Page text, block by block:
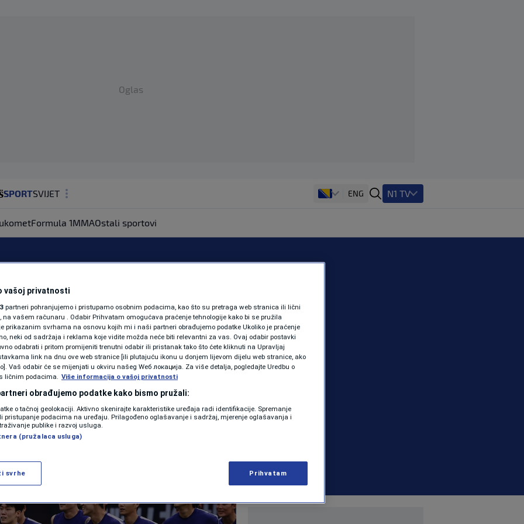
Oglas
SPORTSVIJET
ZDRAVLJE
SHOWBIZ
KOLUMNE
PODCAST
N1 SPECIJAL
FENOMENI
NEISTRAŽENO
VIRALNO
VIDEO
ENG N1 TV
Formula 1MMAOstali sportovi
oborila dron u
Južne Koreje
NOGOMET | 0 komentara
Više
vašoj privatnosti
partneri pohranjujemo i pristupamo osobnim podacima, kao što su pretraga web stranica ili lični
na vašem računaru . Odabir Prihvatam omogućava praćenje tehnologije kako bi se pružila
prikazanim svrhama na osnovu kojih mi i naši partneri obrađujemo podatke Ukoliko je praćenje
neki od sadržaja i reklama koje vidite možda neće biti relevantni za vas. Ovaj odabir postavki
odabrati i pritom promijeniti trenutni odabir ili pristanak tako što ćete kliknuti na Upravljaj
link na dnu ove web stranice [ili plutajuću ikonu u donjem lijevom dijelu web stranice, ako
Vaš odabir će se mijenjati u okviru našeg Wеб локација. Za više detalja, pogledajte Uredbu o
ličnim podacima. Više informacija o vašoj privatnosti
obrađujemo podatke kako bismo pružali:
o tačnoj geolokaciji. Aktivno skenirajte karakteristike uređaja radi identifikacije. Spremanje
pristupanje podacima na uređaju. Prilagođeno oglašavanje i sadržaj, mjerenje oglašavanja i
publike i razvoj usluga.
(pružalaca usluga)
svrhe Prihvatam